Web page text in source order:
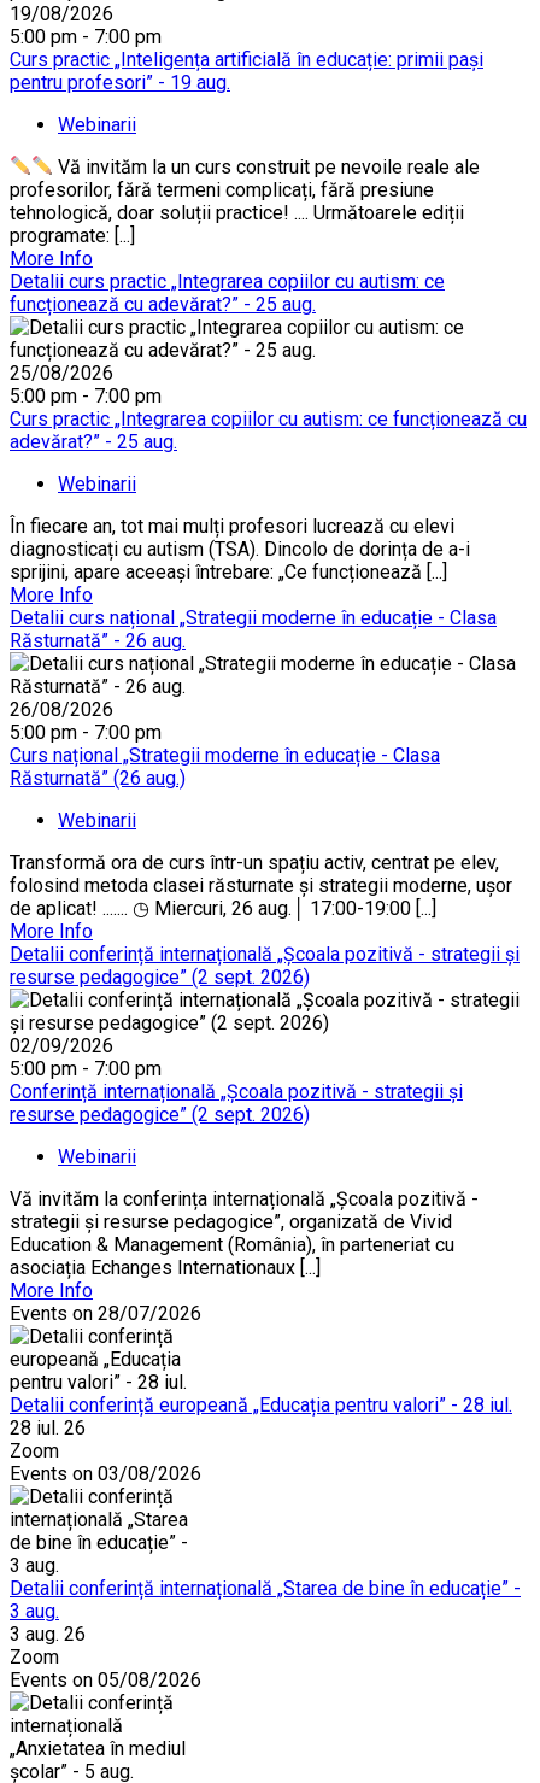
19/08/2026
5:00 pm - 7:00 pm
Curs practic „Inteligența artificială în educație: primii pași
pentru profesori” - 19 aug.
Webinarii
Vă invităm la un curs construit pe nevoile reale ale
profesorilor, fără termeni complicați, fără presiune
tehnologică, doar soluții practice! .... Următoarele ediții
programate: [...]
More Info
Detalii curs practic „Integrarea copiilor cu autism: ce
funcționează cu adevărat?” - 25 aug.
25/08/2026
5:00 pm - 7:00 pm
Curs practic „Integrarea copiilor cu autism: ce funcționează cu
adevărat?” - 25 aug.
Webinarii
În fiecare an, tot mai mulți profesori lucrează cu elevi
diagnosticați cu autism (TSA). Dincolo de dorința de a-i
sprijini, apare aceeași întrebare: „Ce funcționează [...]
More Info
Detalii curs național „Strategii moderne în educație - Clasa
Răsturnată” - 26 aug.
26/08/2026
5:00 pm - 7:00 pm
Curs național „Strategii moderne în educație - Clasa
Răsturnată” (26 aug.)
Webinarii
Transformă ora de curs într-un spațiu activ, centrat pe elev,
folosind metoda clasei răsturnate și strategii moderne, ușor
de aplicat! ....... ◷ Miercuri, 26 aug.│ 17:00-19:00 [...]
More Info
Detalii conferință internațională „Școala pozitivă - strategii și
resurse pedagogice” (2 sept. 2026)
02/09/2026
5:00 pm - 7:00 pm
Conferință internațională „Școala pozitivă - strategii și
resurse pedagogice” (2 sept. 2026)
Webinarii
Vă invităm la conferința internațională „Școala pozitivă -
strategii și resurse pedagogice”, organizată de Vivid
Education & Management (România), în parteneriat cu
asociația Echanges Internationaux [...]
More Info
Events on 28/07/2026
Detalii conferință europeană „Educația pentru valori” - 28 iul.
28 iul. 26
Zoom
Events on 03/08/2026
Detalii conferință internațională „Starea de bine în educație” -
3 aug.
3 aug. 26
Zoom
Events on 05/08/2026